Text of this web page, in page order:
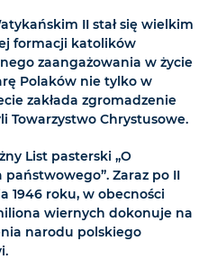
II stał się wielkim
formacji katolików
zaangażowania w życie
Polaków nie tylko w
zakłada zgromadzenie
Towarzystwo Chrystusowe.
List pasterski „O
państwowego”. Zaraz po II
1946 roku, w obecności
wiernych dokonuje na
narodu polskiego